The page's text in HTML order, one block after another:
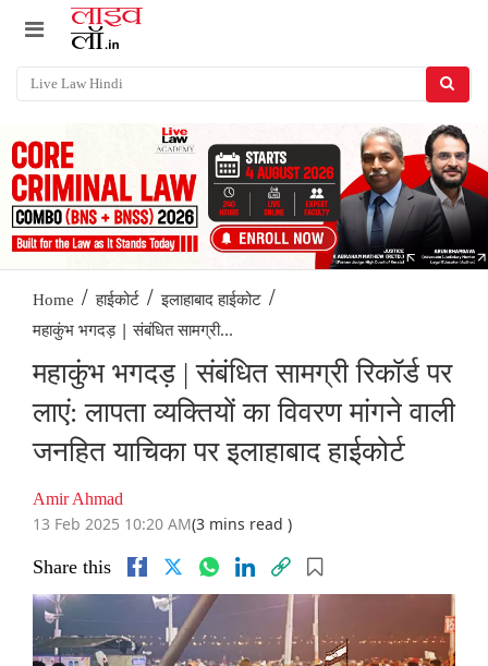
Home / हाईकोर्ट / इलाहाबाद हाईकोट /
महाकुंभ भगदड़ | संबंधित सामग्री...
महाकुंभ भगदड़ | संबंधित सामग्री रिकॉर्ड पर
लाएं: लापता व्यक्तियों का विवरण मांगने वाली
जनहित याचिका पर इलाहाबाद हाईकोर्ट
Amir Ahmad
13 Feb 2025 10:20 AM(3 mins read )
Share this